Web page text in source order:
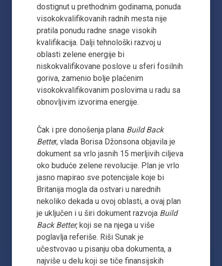
dostignut u prethodnim godinama, ponuda
visokokvalifikovanih radnih mesta nije
pratila ponudu radne snage visokih
kvalifikacija. Dalji tehnološki razvoj u
oblasti zelene energije bi
niskokvalifikovane poslove u sferi fosilnih
goriva, zamenio bolje plaćenim
visokokvalifikovanim poslovima u radu sa
obnovljivim izvorima energije.
Čak i pre donošenja plana Build Back
Better, vlada Borisa Džonsona objavila je
dokument sa vrlo jasnih 15 merljivih ciljeva
oko buduće zelene revolucije. Plan je vrlo
jasno mapirao sve potencijale koje bi
Britanija mogla da ostvari u narednih
nekoliko dekada u ovoj oblasti, a ovaj plan
je uključen i u širi dokument razvoja Build
Back Better,koji se na njega u više
poglavlja referiše. Riši Sunak je
učestvovao u pisanju oba dokumenta, a
najviše u delu koji se tiče finansijskih